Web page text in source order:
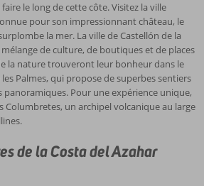
le long de cette côte. Visitez la ville
pour son impressionnant château, le
la mer. La ville de Castellón de la
de culture, de boutiques et de places
la nature trouveront leur bonheur dans le
Palmes, qui propose de superbes sentiers
panoramiques. Pour une expérience unique,
Columbretes, un archipel volcanique au large
de la Costa del Azahar